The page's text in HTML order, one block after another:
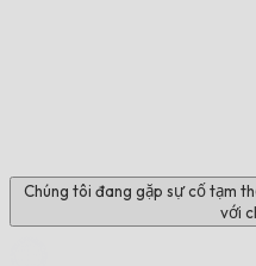
Chúng tôi đang gặp sự cố tạm
với